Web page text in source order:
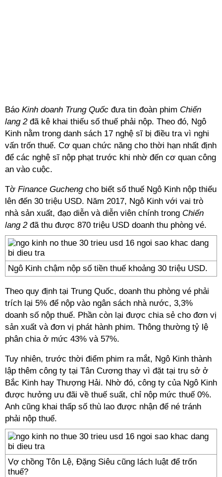
Báo Kinh doanh Trung Quốc đưa tin đoàn phim Chiến
lang 2đã kê khai thiếu số thuế phải nộp. Theo đó, Ngô
Kinh nằm trong danh sách 17 nghệ sĩ bị điều tra vì nghi
vấn trốn thuế. Cơ quan chức năng cho thời hạn nhất định
để các nghệ sĩ nộp phạt trước khi nhờ đến cơ quan công
an vào cuộc.
Tờ Finance Guchengcho biết số thuế Ngô Kinh nộp thiếu
lên đến 30 triệu USD. Năm 2017, Ngô Kinh với vai trò
nhà sản xuất, đạo diễn và diễn viên chính trong Chiến
lang 2đã thu được 870 triệu USD doanh thu phòng vé.
Ngô Kinh chậm nộp số tiền thuế khoảng 30 triệu USD.
Theo quy định tại Trung Quốc, doanh thu phòng vé phải
trích lại 5% để nộp vào ngân sách nhà nước, 3,3%
doanh số nộp thuế. Phần còn lại được chia sẻ cho đơn vị
sản xuất và đơn vị phát hành phim. Thông thường tỷ lệ
phân chia ở mức 43% và 57%.
Tuy nhiên, trước thời điểm phim ra mắt, Ngô Kinh thành
lập thêm công ty tại Tân Cương thay vì đặt tại trụ sở ở
Bắc Kinh hay Thượng Hải. Nhờ đó, công ty của Ngô Kinh
được hưởng ưu đãi về thuế suất, chỉ nộp mức thuế 0%.
Anh cũng khai thấp số thù lao được nhận để né tránh
phải nộp thuế.
Vợ chồng Tôn Lệ, Đặng Siêu cũng lách luật để trốn
thuế?